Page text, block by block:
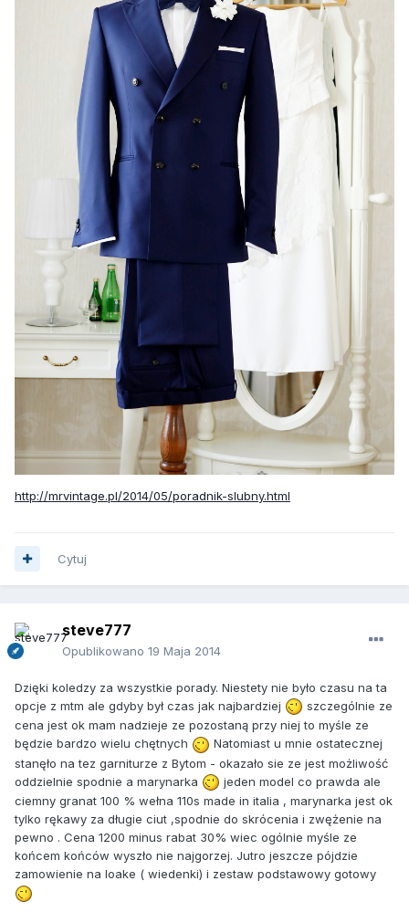
http://mrvintage.pl/2014/05/poradnik-slubny.html
Cytuj
steve777
Opublikowano 19 Maja 2014
Dzięki koledzy za wszystkie porady. Niestety nie było czasu na ta
opcje z mtm ale gdyby był czas jak najbardziej
szczególnie ze
cena jest ok mam nadzieje ze pozostaną przy niej to myśle ze
będzie bardzo wielu chętnych
Natomiast u mnie ostatecznej
stanęło na tez garniturze z Bytom - okazało sie ze jest możliwość
oddzielnie spodnie a marynarka
jeden model co prawda ale
ciemny granat 100 % wełna 110s made in italia , marynarka jest ok
tylko rękawy za długie ciut ,spodnie do skrócenia i zwężenie na
pewno . Cena 1200 minus rabat 30% wiec ogólnie myśle ze
końcem końców wyszło nie najgorzej. Jutro jeszcze pójdzie
zamowienie na loake ( wiedenki) i zestaw podstawowy gotowy